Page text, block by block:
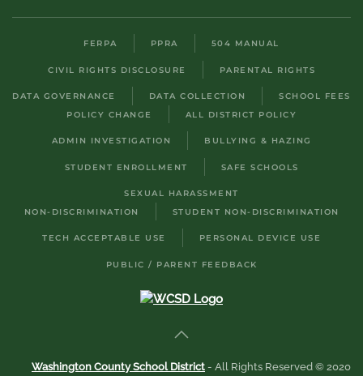
FERPA PPRA 504 MANUAL
CIVIL RIGHTS DISCLOSURE PARENTAL RIGHTS
DATA GOVERNANCE DATA COLLECTION
SCHOOL FEES
POLICY CHANGE
ALL DISTRICT POLICY
ADMIN INVESTIGATION BULLYING & HAZING
STUDENT ENROLLMENT SAFE SCHOOLS
SEXUAL HARASSMENT
NON-DISCRIMINATION
STUDENT NON-DISCRIMINATION
TECH ACCEPTABLE USE PERSONAL DEVICE USE
PUBLIC / PARENT FEEDBACK
Washington County School District - All Rights Reserved © 2020